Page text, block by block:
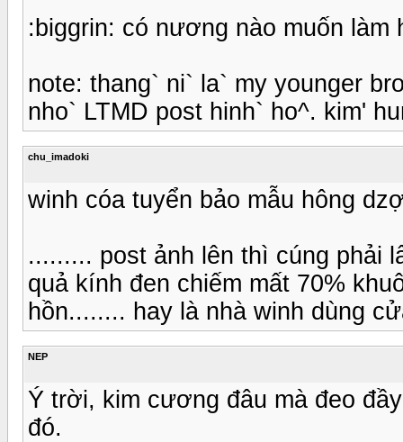
:biggrin: có nương nào muốn làm
note: thang` ni` la` my younger
nho` LTMD post hinh` ho^. kim'
chu_imadoki
winh cóa tuyển bảo mẫu hông
......... post ảnh lên thì cúng phải
quả kính đen chiếm mất 70%
hồn........ hay là nhà winh dùng
NEP
Ý trời, kim cương đâu mà đeo
đó.